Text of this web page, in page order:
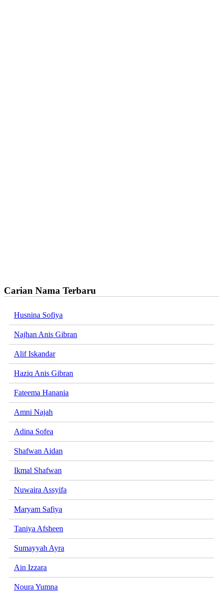
Carian Nama Terbaru
Husnina Sofiya
Najhan Anis Gibran
Alif Iskandar
Haziq Anis Gibran
Fateema Hanania
Amni Najah
Adina Sofea
Shafwan Aidan
Ikmal Shafwan
Nuwaira Assyifa
Maryam Safiya
Taniya Afsheen
Sumayyah Ayra
Ain Izzara
Noura Yumna